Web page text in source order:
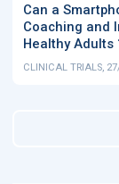
Can a
Coaching and
Healthy Adults
CLINICAL TRIALS,